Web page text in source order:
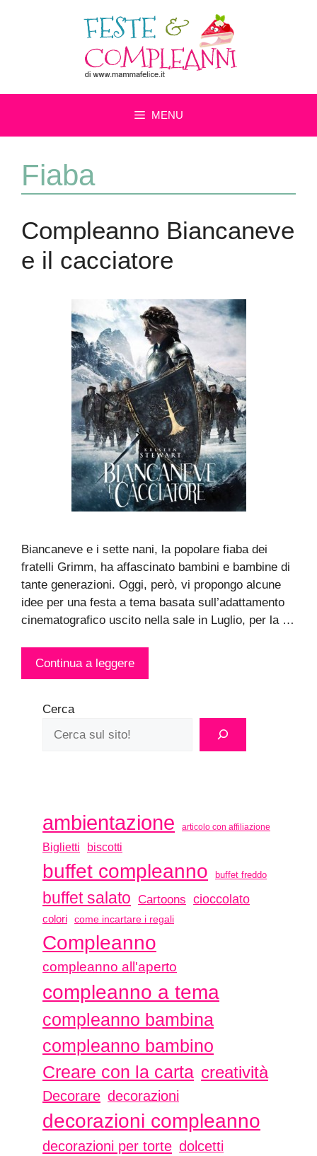
MENU
Fiaba
Compleanno Biancaneve
e il cacciatore
Biancaneve e i sette nani, la popolare fiaba dei
fratelli Grimm, ha affascinato bambini e bambine di
tante generazioni. Oggi, però, vi propongo alcune
idee per una festa a tema basata sull’adattamento
cinematografico uscito nella sale in Luglio, per la …
Continua a leggere
Cerca
ambientazione articolo con affiliazione
Biglietti biscotti
buffet compleanno buffet freddo
buffet salato Cartoons cioccolato
colori come incartare i regali
Compleanno
compleanno all'aperto
compleanno a tema
compleanno bambina
compleanno bambino
Creare con la carta creatività
Decorare decorazioni
decorazioni compleanno
decorazioni per torte dolcetti